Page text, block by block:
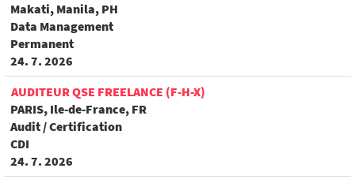
Makati, Manila, PH
Data Management
Permanent
24. 7. 2026
AUDITEUR QSE FREELANCE (F-H-X)
PARIS, Ile-de-France, FR
Audit / Certification
CDI
24. 7. 2026